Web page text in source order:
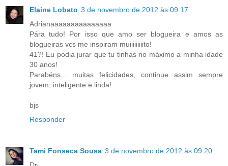
Elaine Lobato 3 de novembro de 2012 às 09:17
Adrianaaaaaaaaaaaaaaa
Pára tudo! Por isso que amo ser blogueira e amos as
blogueiras vcs me inspiram muiiiiiiiiito!
41?! Eu podia jurar que tu tinhas no máximo a minha idade
30 anos!
Parabéns... muitas felicidades, continue assim sempre
jovem, inteligente e linda!
bjs
Responder
Tami Fonseca Sousa 3 de novembro de 2012 às 09:20